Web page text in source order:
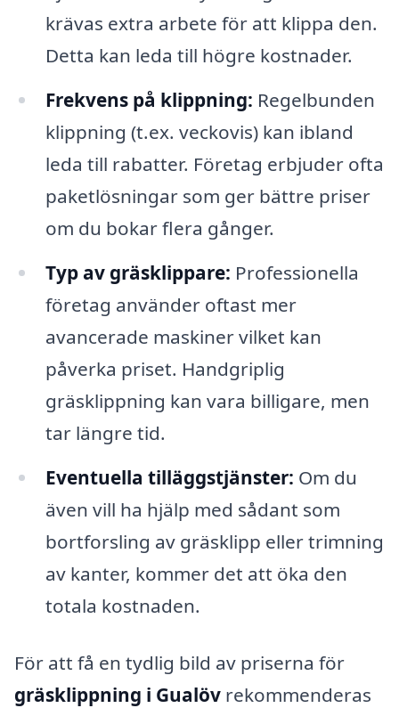
krävas extra arbete för att klippa den.
Detta kan leda till högre kostnader.
Frekvens på klippning: Regelbunden
klippning (t.ex. veckovis) kan ibland
leda till rabatter. Företag erbjuder ofta
paketlösningar som ger bättre priser
om du bokar flera gånger.
Typ av gräsklippare: Professionella
företag använder oftast mer
avancerade maskiner vilket kan
påverka priset. Handgriplig
gräsklippning kan vara billigare, men
tar längre tid.
Eventuella tilläggstjänster: Om du
även vill ha hjälp med sådant som
bortforsling av gräsklipp eller trimning
av kanter, kommer det att öka den
totala kostnaden.
För att få en tydlig bild av priserna för
gräsklippning i Gualöv rekommenderas